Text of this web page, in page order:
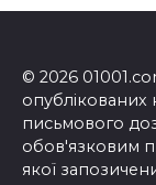
© 2026
опублікованих
письмового
обов'язковим
якої